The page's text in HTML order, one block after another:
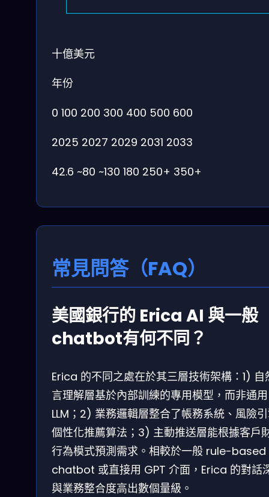
十億美元
年份
0 100 200 300 400 500 600
2025 2027 2029 2031 2033
42.6 ~80 ~130 180 250+ 350+
常見問答（FAQ）
美國銀行的 Erica AI 與一般
chatbot有何不同？
Erica 的不同之處在於其三層技術架構：1) 自
言理解層基於內部訓練的專用模型，而非通用
LLM；2) 業務邏輯層整合了帳務系統、風險
個性化推薦算法；3) 主動推送層能根據客戶
行為模式預測需求。相較於一般 rule-based
chatbot 或直接用 GPT 介面，Erica 的對話
與業務整合度高出數個量級。